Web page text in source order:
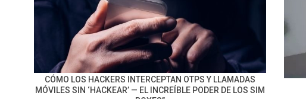
CÓMO LOS HACKERS INTERCEPTAN OTPS Y LLAMADAS
MÓVILES SIN ‘HACKEAR’ — EL INCREÍBLE PODER DE LOS SIM